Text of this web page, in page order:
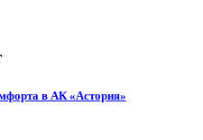
в АК «Астория»